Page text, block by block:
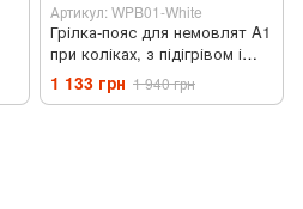
Артикул: WPB01-White
Грілка-пояс для немовлят A1
при коліках, з підігрівом і
масажем (WPB01 White)
1 133 грн 1 940 грн